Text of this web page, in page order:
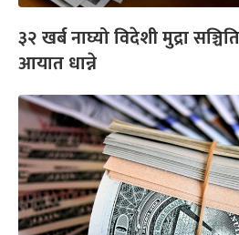
३२ खर्ब नाघ्यो विदेशी मुद्रा
आयात धान्ने